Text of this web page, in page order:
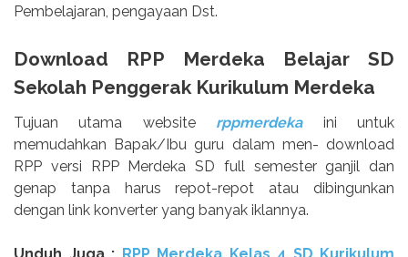
Pembelajaran, pengayaan Dst.
Download RPP Merdeka Belajar SD
Sekolah Penggerak Kurikulum Merdeka
Tujuan utama website rppmerdeka
ini untuk
memudahkan Bapak/Ibu guru dalam men- download
RPP versi RPP Merdeka SD full semester ganjil dan
genap tanpa harus repot-repot atau dibingunkan
dengan link konverter yang banyak iklannya.